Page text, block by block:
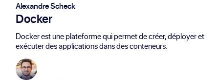
Alexandre Scheck
Docker
Docker est une plateforme qui permet de créer, déployer et
exécuter des applications dans des conteneurs.